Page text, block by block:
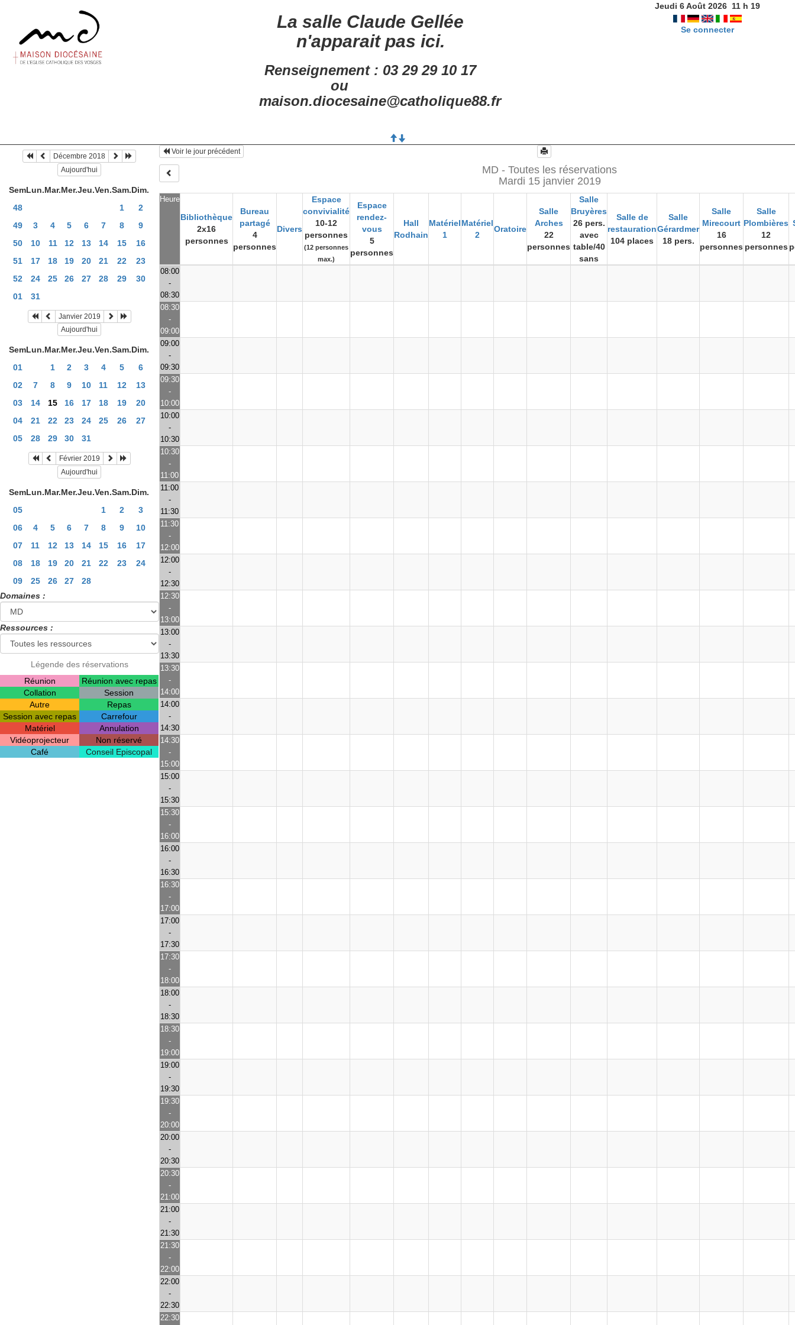
La salle Claude Gellée
n'apparait pas ici.
Renseignement : 03 29 29 10 17
ou
maison.diocesaine@catholique88.fr
Jeudi 6 Août 2026 11 h 19
Se connecter
Décembre 2018
Aujourd'hui
SemLun.Mar.Mer.Jeu.Ven.Sam.Dim.
48
1
2
49
3 4 5 6 7 8
9
50
10 11 12 13 14 15
16
51
17 18 19 20 21 22
23
52
24 25 26 27 28 29
30
01
31
Janvier 2019
Aujourd'hui
SemLun.Mar.Mer.Jeu.Ven.Sam.Dim.
01
1 2 3 4 5
6
02
7 8 9 10 11 12
13
03
14 15 16 17 18 19
20
04
21 22 23 24 25 26
27
05
28 29 30 31
Février 2019
Aujourd'hui
SemLun.Mar.Mer.Jeu.Ven.Sam.Dim.
05
1 2
3
06
4 5 6 7 8 9
10
07
11 12 13 14 15 16
17
08
18 19 20 21 22 23
24
09
25 26 27
28
Domaines :
Ressources :
Légende des réservations
Réunion
Réunion avec repas
Collation
Session
Autre
Repas
Session avec repas
Carrefour
Matériel
Annulation
Vidéoprojecteur
Non réservé
Café
Conseil Episcopal
Heure
Bibliothèque
2x16
personnes
Bureau
partagé
4
personnes
Divers
Espace
convivialité
10-12
personnes
(12 personnes
max.)
Espace
rendez-
vous
5
personnes
Hall
Rodhain
Matériel
1
Matériel
2
Oratoire
Salle
Arches
22
personnes
Salle
Bruyères
26 pers.
avec
table/40
sans
Salle de
restauration
104 places
Salle
Gérardmer
18 pers.
Salle
Mirecourt
16
personnes
Salle
Plombières
12
personnes
Voir le jour précédent
MD - Toutes les réservations
Mardi 15 janvier 2019
08:00
-
08:30
08:30
-
09:00
09:00
-
09:30
09:30
-
10:00
10:00
-
10:30
10:30
-
11:00
11:00
-
11:30
11:30
-
12:00
12:00
-
12:30
12:30
-
13:00
13:00
-
13:30
13:30
-
14:00
14:00
-
14:30
14:30
-
15:00
15:00
-
15:30
15:30
-
16:00
16:00
-
16:30
16:30
-
17:00
17:00
-
17:30
17:30
-
18:00
18:00
-
18:30
18:30
-
19:00
19:00
-
19:30
19:30
-
20:00
20:00
-
20:30
20:30
-
21:00
21:00
-
21:30
21:30
-
22:00
22:00
-
22:30
22:30